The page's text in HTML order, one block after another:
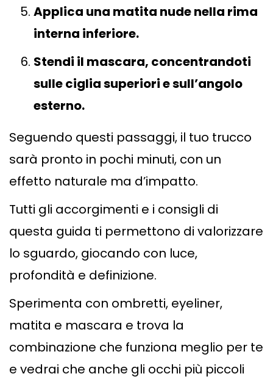
Applica una matita nude nella rima
interna inferiore.
Stendi il mascara, concentrandoti
sulle ciglia superiori e sull’angolo
esterno.
Seguendo questi passaggi, il tuo trucco
sarà pronto in pochi minuti, con un
effetto naturale ma d’impatto.
Tutti gli accorgimenti e i consigli di
questa guida ti permettono di valorizzare
lo sguardo, giocando con luce,
profondità e definizione.
Sperimenta con ombretti, eyeliner,
matita e mascara e trova la
combinazione che funziona meglio per te
e vedrai che anche gli occhi più piccoli